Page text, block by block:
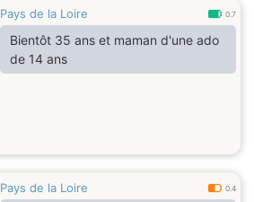
Pays de la Loire 0.7
Bientôt 35 ans et maman d'une ado
de 14 ans
Pays de la Loire 0.4